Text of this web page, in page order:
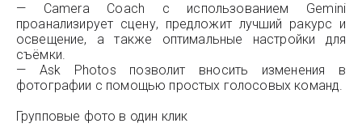
— Camera Coach с использованием Gemini
проанализирует сцену, предложит лучший ракурс и
освещение, а также оптимальные настройки для
съёмки.
— Ask Photos позволит вносить изменения в
фотографии с помощью простых голосовых команд.
Групповые фото в один клик